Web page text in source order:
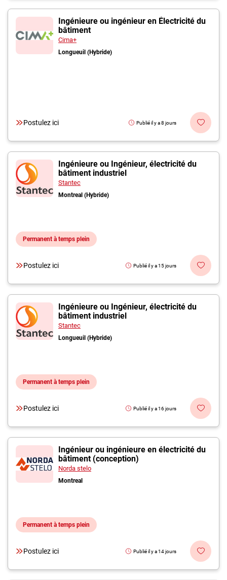
Ingénieure ou ingénieur en Électricité du
bâtiment
Cima+
Longueuil (Hybride)
Postulez ici Publié il y a 8 jours
Ingénieure ou Ingénieur, électricité du
bâtiment industriel
Stantec
Montreal (Hybride)
Permanent à temps plein
Postulez ici Publié il y a 15 jours
Ingénieure ou Ingénieur, électricité du
bâtiment industriel
Stantec
Longueuil (Hybride)
Permanent à temps plein
Postulez ici Publié il y a 16 jours
Ingénieur ou ingénieure en électricité du
bâtiment (conception)
Norda stelo
Montreal
Permanent à temps plein
Postulez ici Publié il y a 14 jours